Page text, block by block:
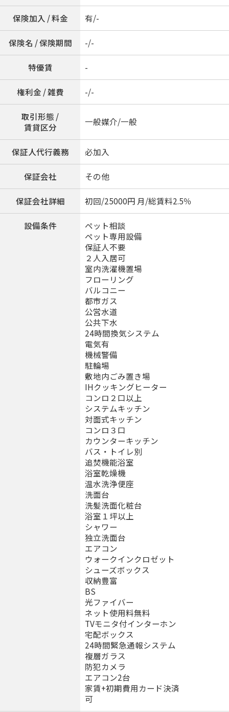
保険加入 / 料金 有/-
保険名 / 保険期間 -/-
特優賃 -
権利金 / 雑費 -/-
取引形態 /
賃貸区分
一般媒介/一般
保証人代行義務 必加入
保証会社 その他
保証会社詳細 初回/25000円 月/総賃料2.5％
設備条件
ペット相談
ペット専用設備
保証人不要
２人入居可
室内洗濯機置場
フローリング
バルコニー
都市ガス
公営水道
公共下水
24時間換気システム
電気有
機械警備
駐輪場
敷地内ごみ置き場
IHクッキングヒーター
コンロ２口以上
システムキッチン
対面式キッチン
コンロ３口
カウンターキッチン
バス・トイレ別
追焚機能浴室
浴室乾燥機
温水洗浄便座
洗面台
洗髪洗面化粧台
浴室１坪以上
シャワー
独立洗面台
エアコン
ウォークインクロゼット
シューズボックス
収納豊富
BS
光ファイバー
ネット使用料無料
TVモニタ付インターホン
宅配ボックス
24時間緊急通報システム
複層ガラス
防犯カメラ
エアコン2台
家賃+初期費用カード決済
可